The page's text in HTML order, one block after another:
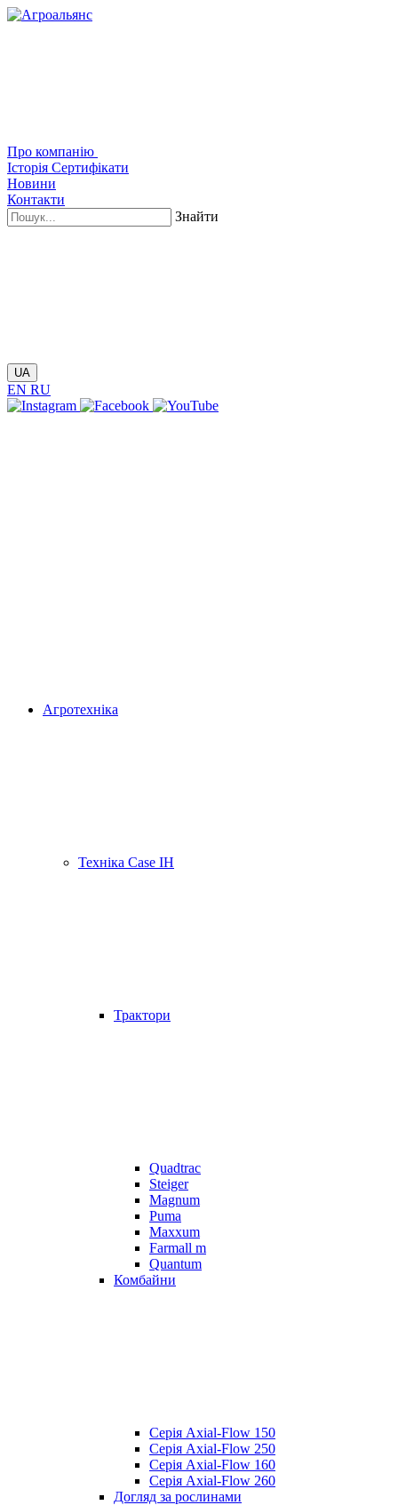
Про компанію
Історія Сертифікати
Новини
Контакти
Знайти
UA
EN RU
Агротехніка
Техніка Case IH
Трактори
Quadtrac
Steiger
Magnum
Puma
Maxxum
Farmall m
Quantum
Комбайни
Серія Axial-Flow 150
Серія Axial-Flow 250
Серія Axial-Flow 160
Серія Axial-Flow 260
Догляд за рослинами